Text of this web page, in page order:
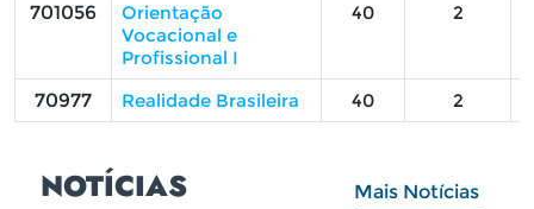
701056
Orientação
Vocacional e
Profissional I
40 2
70977 Realidade Brasileira 40 2
NOTÍCIAS Mais Notícias